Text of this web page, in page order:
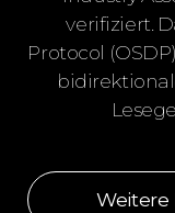
verifiziert.
Protocol
Weitere